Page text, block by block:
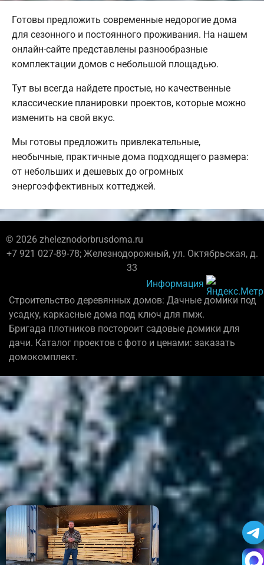
Готовы предложить современные недорогие дома
для сезонного и постоянного проживания. На нашем
онлайн-сайте представлены разнообразные
комплектации домов с небольшой площадью.
Тут вы всегда найдете простые, но качественные
классические планировки проектов, которые можно
изменить на свой вкус.
Мы готовы предложить привлекательные,
необычные, практичные дома подходящего размера:
от небольших и дешевых до огромных
энергоэффективных коттеджей.
© 2026 zheleznodorbrusdoma.ru
+7 921 027-89-78; Железнодорожный, ул. Октябрьская, д.
33
Информация
Строительство деревянных домов: Дачные домики под
усадку, каркасные дома под ключ для пмж.
Бригада плотников постороит садовые домики для
дачи. Каталог проектов с фото и ценами: заказать
домокомплект.